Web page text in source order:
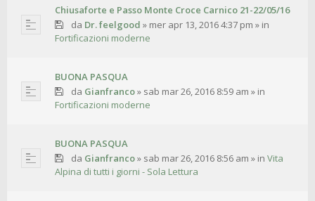
Chiusaforte e Passo Monte Croce Carnico 21-22/05/16
da Dr. feelgood » mer apr 13, 2016 4:37 pm » in
Fortificazioni moderne
BUONA PASQUA
da Gianfranco» sab mar 26, 2016 8:59 am » in
Fortificazioni moderne
BUONA PASQUA
da Gianfranco» sab mar 26, 2016 8:56 am » in Vita
Alpina di tutti i giorni - Sola Lettura